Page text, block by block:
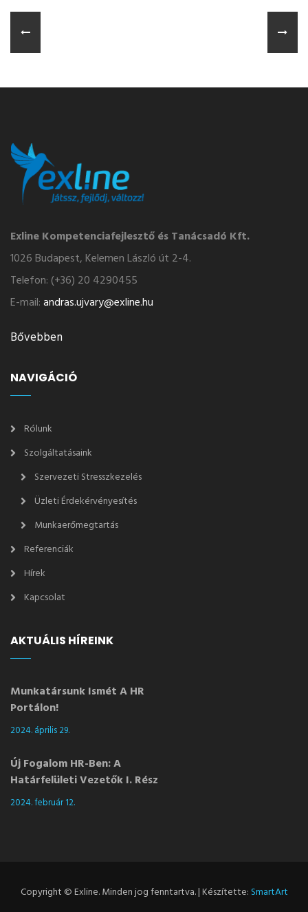
Exline Kompetenciafejlesztő és Tanácsadó Kft.
1026 Budapest, Kelemen László út 2-4.
Telefon: (+36) 20 4290455
E-mail:andras.ujvary@exline.hu
Bővebben
NAVIGÁCIÓ
Rólunk
Szolgáltatásaink
Szervezeti Stresszkezelés
Üzleti Érdekérvényesítés
Munkaerőmegtartás
Referenciák
Hírek
Kapcsolat
AKTUÁLIS HÍREINK
Munkatársunk Ismét A HR
Portálon!
2024. április 29.
Új Fogalom HR-Ben: A
Határfelületi Vezetők I. Rész
2024. február 12.
Copyright © Exline. Minden jog fenntartva. | Készítette:SmartArt